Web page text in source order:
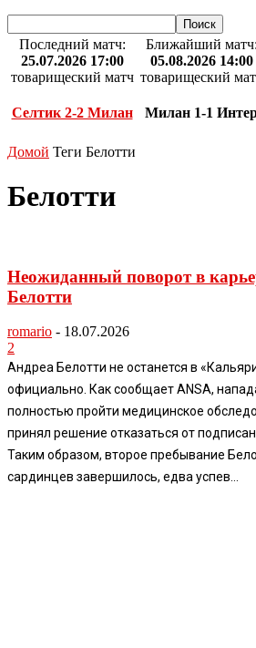
Последний матч:
25.07.2026 17:00
товарищеский матч
Селтик 2-2 Милан
Ближайший матч:
05.08.2026 14:00
товарищеский
Милан 1-1
Домой Теги Белотти
Белотти
Неожиданный поворот в
Белотти
romario - 18.07.2026
2
Андреа Белотти не останется в
официально. Как сообщает ANSA,
полностью пройти медицинское
принял решение отказаться от
Таким образом, второе пребывание
сардинцев завершилось, едва успев...